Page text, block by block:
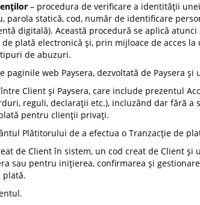
– procedura de verificare a identității
parola statică, cod, număr de identificare
digitală). Această procedură se aplică
plată electronică și, prin mijloace de acces
de abuzuri.
paginile web Paysera, dezvoltată de Paysera
Client și Paysera, care include prezentul
reguli, declarații etc.), incluzând dar fără
pentru clienții privați.
Plătitorului de a efectua o Tranzacție de
de Client în sistem, un cod creat de Client
sau pentru inițierea, confirmarea și
plată.